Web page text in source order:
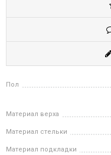
Пол
Материал верха
Материал стельки
Материал подкладки